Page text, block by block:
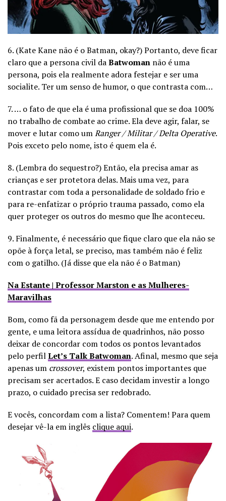
6. (Kate Kane não é o Batman, okay?) Portanto, deve ficar
claro que a persona civil daBatwoman não é uma
persona, pois ela realmente adora festejar e ser uma
socialite. Ter um senso de humor, o que contrasta com…
7. … o fato de que ela é uma profissional que se doa 100%
no trabalho de combate ao crime. Ela deve agir, falar, se
mover e lutar como umRanger / Militar / Delta Operative.
Pois exceto pelo nome, isto é quem ela é.
8. (Lembra do sequestro?) Então, ela precisa amar as
crianças e ser protetora delas. Mais uma vez, para
contrastar com toda a personalidade de soldado frio e
para re-enfatizar o próprio trauma passado, como ela
quer proteger os outros do mesmo que lhe aconteceu.
9. Finalmente, é necessário que fique claro que ela não se
opõe à força letal, se preciso, mas também não é feliz
com o gatilho. (Já disse que ela não é o Batman)
Na Estante | Professor Marston e as Mulheres-
Maravilhas
Bom, como fã da personagem desde que me entendo por
gente, e uma leitora assídua de quadrinhos, não posso
deixar de concordar com todos os pontos levantados
pelo perfilLet’s Talk Batwoman. Afinal, mesmo que seja
apenas um crossover, existem pontos importantes que
precisam ser acertados. E caso decidam investir a longo
prazo, o cuidado precisa ser redobrado.
E vocês, concordam com a lista? Comentem! Para quem
desejar vê-la em inglês clique aqui.